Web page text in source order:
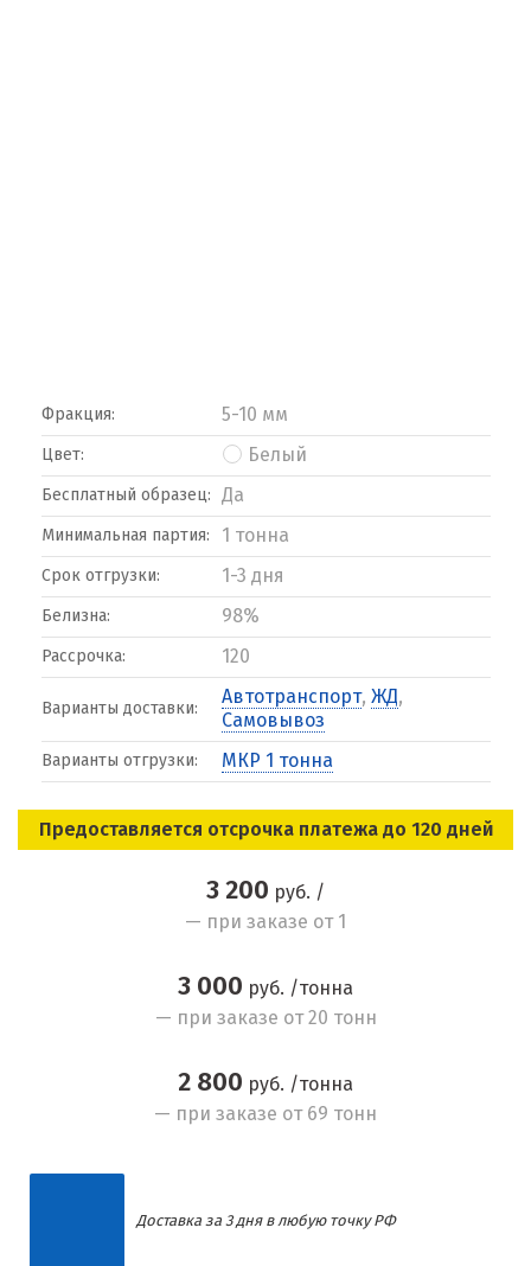
Фракция: 5-10 мм
Цвет: Белый
Бесплатный образец: Да
Минимальная партия: 1 тонна
Срок отгрузки: 1-3 дня
Белизна: 98%
Рассрочка: 120
Варианты доставки:
Автотранспорт, ЖД,
Самовывоз
Варианты отгрузки: МКР 1 тонна
Предоставляется отсрочка платежа до 120 дней
3 200 руб. /
— при заказе от 1
3 000 руб. /тонна
— при заказе от 20 тонн
2 800 руб. /тонна
— при заказе от 69 тонн
Доставка за 3 дня в любую точку РФ